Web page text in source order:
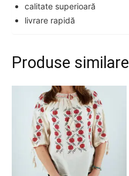
calitate superioară
livrare rapidă
Produse similare